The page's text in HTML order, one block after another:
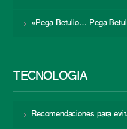
«Pega Betulio… Pega
TECNOLOGÍA
Recomendaciones para